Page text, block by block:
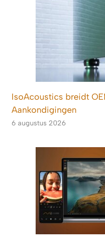
IsoAcoustics breidt
Aankondigingen
6 augustus 2026